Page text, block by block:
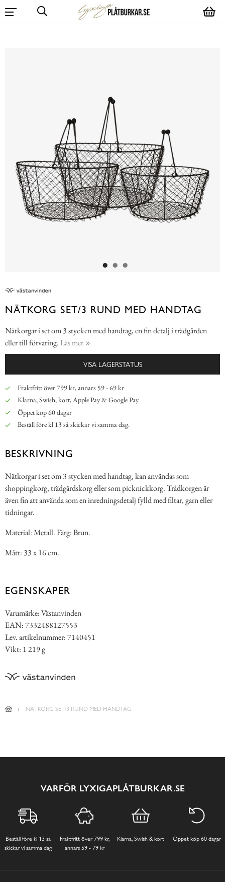
NÄTKORG SET/3 RUND MED HANDTAG
Nätkorgar i set om 3 stycken med handtag, en fin detalj i trädgården
eller till förvaring. Läs mer
VISA LAGERSTATUS
Fraktfritt över 799 kr, annars 59 - 69 kr
Klarna, Swish, kort, Apple Pay & Google Pay
Öppet köp 60 dagar
Beställ före kl 13 så skickar vi samma dag.
BESKRIVNING
Nätkorgar i set om 3 stycken med handtag, kan användas som
shoppingkorg, trädgårdskorg eller som picknickkorg. Trådkorgen är
även fin att använda som en inredningsdetalj fylld med filtar, garn eller
tidningar.
Material: Metall. Färg: Brun.
Mått: 33 x 16 cm.
EGENSKAPER
Varumärke: Västanvinden
EAN: 7332488127553
Lev. artikelnummer: 7140451
Vikt: 1 219 g
NÄTKORG SET/3 RUND MED HANDTAG
VARFÖR LYXIGAPLÅTBURKAR.SE
Beställ före kl 13 så
skickar vi samma dag
Fraktfritt över 799 kr,
annars 59 - 79 kr
Klarna, Swish & kort Öppet köp 60 dagar